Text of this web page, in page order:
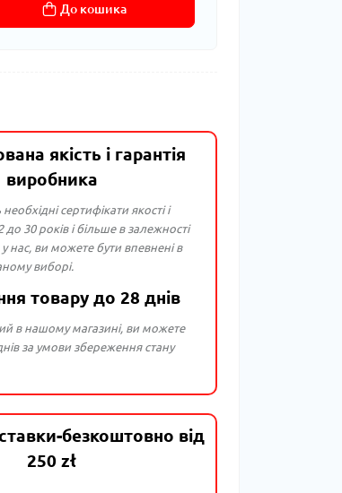
До кошика
якість і гарантія
виробника
сертифікати якості і
30 років і більше в залежності
нас, ви можете бути впевнені в
виборі.
товару до 28 днів
в нашому магазині, ви можете
за умови збереження стану
безкоштовно від
250 zł